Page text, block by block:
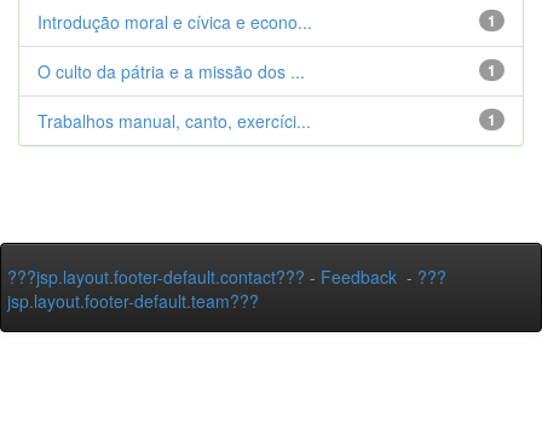
1
Introdução moral e cívica e econo...
1
O culto da pátria e a missão dos ...
1
Trabalhos manual, canto, exercíci...
???jsp.layout.footer-default.contact??? - Feedback - ???
jsp.layout.footer-default.team???